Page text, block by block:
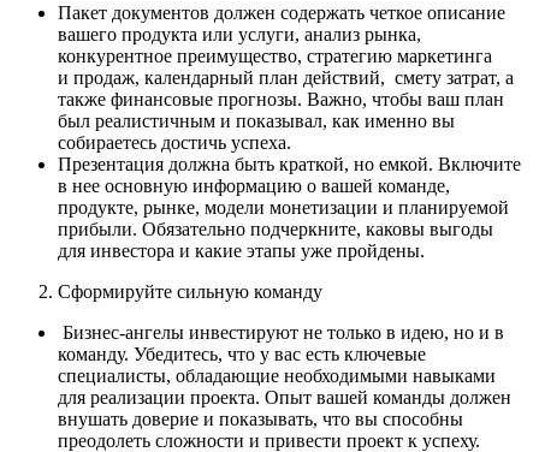
Пакет документов должен содержать четкое описание
вашего продукта или услуги, анализ рынка,
конкурентное преимущество, стратегию маркетинга
и продаж, календарный план действий, смету затрат, а
также финансовые прогнозы. Важно, чтобы ваш план
был реалистичным и показывал, как именно вы
собираетесь достичь успеха.
Презентация должна быть краткой, но емкой. Включите
в нее основную информацию о вашей команде,
продукте, рынке, модели монетизации и планируемой
прибыли. Обязательно подчеркните, каковы выгоды
для инвестора и какие этапы уже пройдены.
Сформируйте сильную команду
Бизнес-ангелы инвестируют не только в идею, но и в
команду. Убедитесь, что у вас есть ключевые
специалисты, обладающие необходимыми навыками
для реализации проекта. Опыт вашей команды должен
внушать доверие и показывать, что вы способны
преодолеть сложности и привести проект к успеху.